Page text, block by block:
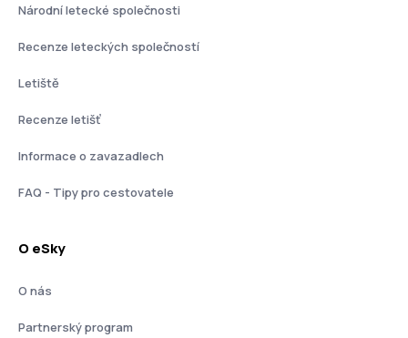
Národní letecké společnosti
Recenze leteckých společností
Letiště
Recenze letišť
Informace o zavazadlech
FAQ - Tipy pro cestovatele
O eSky
O nás
Partnerský program